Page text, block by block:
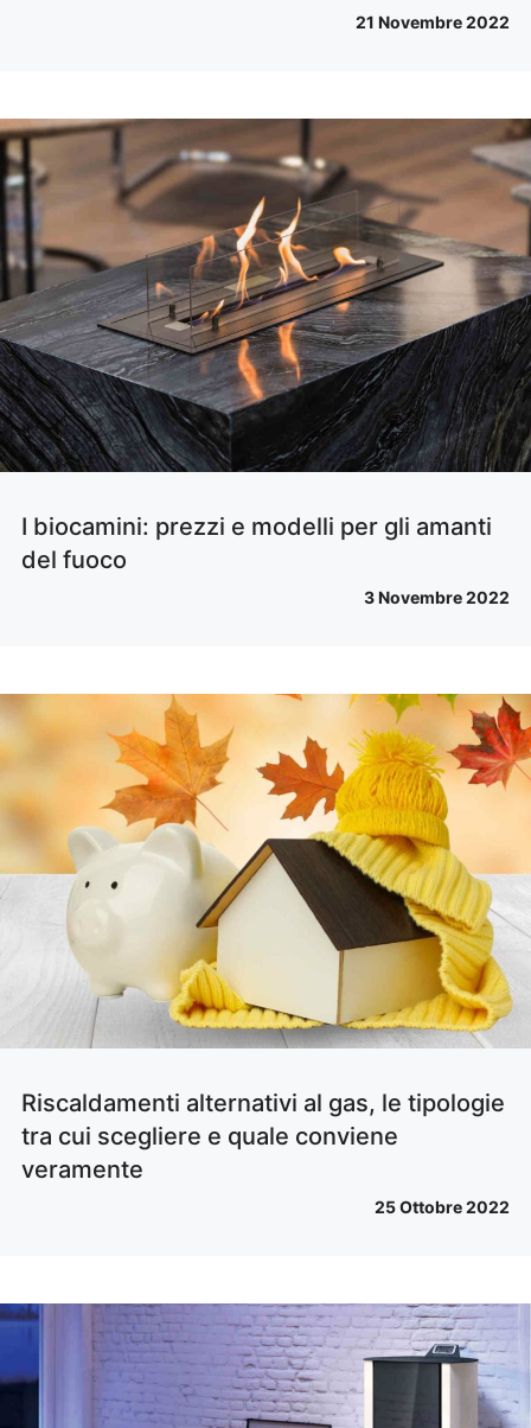
21 Novembre 2022
I biocamini: prezzi e modelli per gli amanti
del fuoco
3 Novembre 2022
Riscaldamenti alternativi al gas, le tipologie
tra cui scegliere e quale conviene
veramente
25 Ottobre 2022